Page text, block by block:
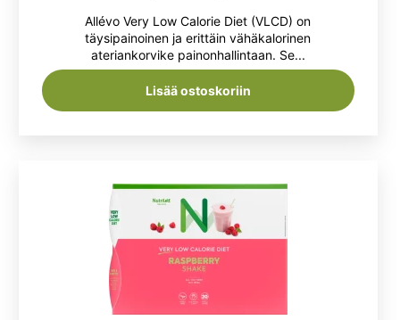
/ 5
hinta
oli:
18,95 €.
hinta
on:
13,59 €.
Allévo Very Low Calorie Diet (VLCD) on
täysipainoinen ja erittäin vähäkalorinen
ateriankorvike painonhallintaan. Se...
Lisää ostoskoriin